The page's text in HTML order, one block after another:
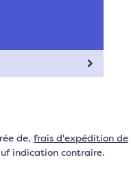
de, frais d'expédition de
indication contraire.